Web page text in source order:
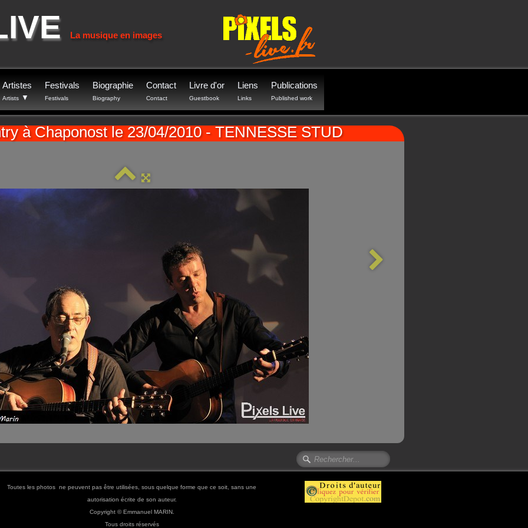
La musique en images
Artistes
Artists ▼
Festivals
Festivals
Biographie
Biography
Contact
Contact
Livre d'or
Guestbook
Liens
Links
Publications
Published work
à Chaponost le 23/04/2010 - TENNESSE STUD
Toutes les photos ne peuvent pas être utilisées, sous quelque forme que ce soit, sans une
autorisation écrite de son auteur.
Copyright © Emmanuel MARIN.
Tous droits réservés